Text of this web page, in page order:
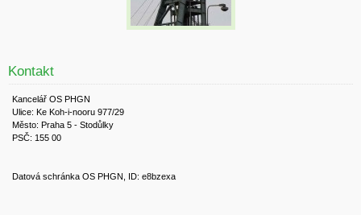
Kontakt
Kancelář OS PHGN
Ulice: Ke Koh-i-nooru 977/29
Město: Praha 5 - Stodůlky
PSČ: 155 00
Datová schránka OS PHGN, ID: e8bzexa